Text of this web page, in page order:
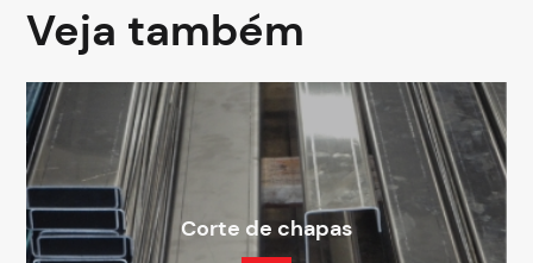
Veja também
Corte de chapas